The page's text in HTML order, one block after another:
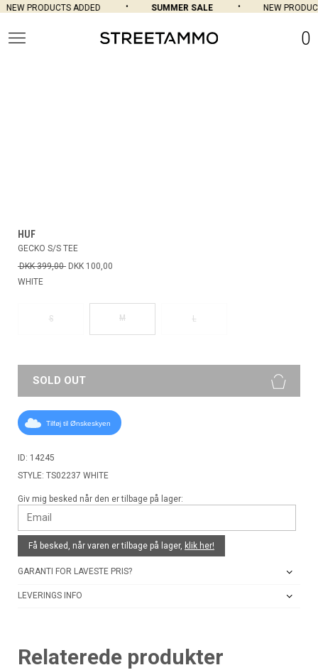
NEW PRODUCTS ADDED SUMMER SALE NEW
0
HUF
GECKO S/S TEE
DKK 399,00 DKK 100,00
WHITE
S M L
SOLD OUT
Tilføj til Ønskeskyen
ID: 14245
STYLE: TS02237 WHITE
Giv mig besked når den er tilbage på lager:
Få besked, når varen er tilbage på lager, klik her!
GARANTI FOR LAVESTE PRIS?
LEVERINGS INFO
Relaterede produkter